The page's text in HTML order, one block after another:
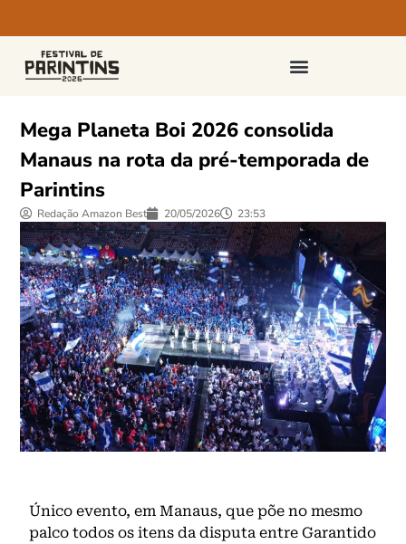
Mega Planeta Boi 2026 consolida
Manaus na rota da pré-temporada de
Parintins
Redação Amazon Best 20/05/2026 23:53
Único evento, em Manaus, que põe no mesmo
palco todos os itens da disputa entre Garantido